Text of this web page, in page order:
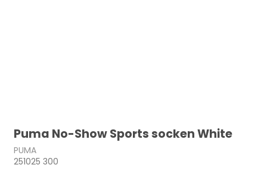
Puma No-Show Sports socken White
PUMA
251025 300